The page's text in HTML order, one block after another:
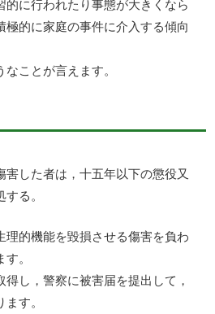
極的に家庭の事件に介入する傾向
ことが言えます。
した者は，十五年以下の懲役又
る。
的機能を毀損させる傷害を負わ
。
し，警察に被害届を提出して，
す。